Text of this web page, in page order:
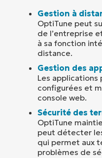
Gestion à
OptiTune peut
de l’entreprise
à sa fonction
distance.
Gestion des
Les
configurées et
console web.
Sécurité des
OptiTune
peut détecter
qui permet aux
problèmes de